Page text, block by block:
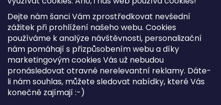
Dejte nám šanci Vám zprostředkovat nevšední
zážitek při prohlížení našeho webu. Cookies
používáme k analýze návštěvnosti, personalizační
nám pomáhají s přizpůsobením webu a díky
marketingovým cookies Vás už nebudou
pronásledovat otravné nerelevantní reklamy. Dáte-
li nám souhlas, můžete sledovat nabídky, které Vás
konečně zajímají :-)
Kontakt
Sitemap
Doprava a Platba
Reklamace Zboží
Obchodní podmínky